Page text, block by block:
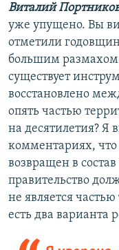
Виталий
уже упущено. Вы
отметили
большим
существует
восстановлено
опять частью
на десятилетия? Я
комментариях,
возвращен в
правительство
не является
есть два